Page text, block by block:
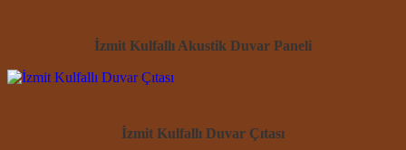
İzmit Kulfallı Akustik Duvar Paneli
İzmit Kulfallı Duvar Çıtası